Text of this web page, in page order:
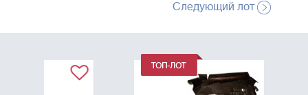
Следующий лот